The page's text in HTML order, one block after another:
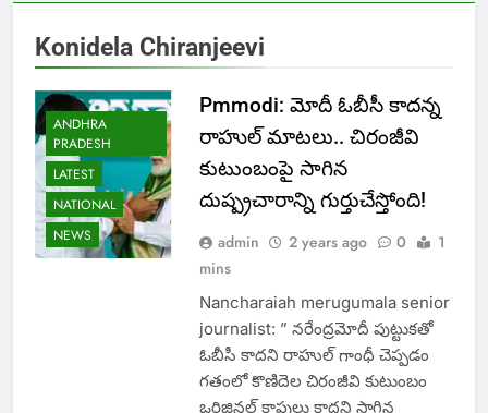
Konidela Chiranjeevi
ANDHRA
PRADESH
LATEST
NATIONAL
NEWS
Pmmodi: మోదీ ఓబీసీ కాదన్న
రాహుల్ మాటలు.. చిరంజీవి
కుటుంబంపై సాగిన
దుష్ప్రచారాన్ని గుర్తుచేస్తోంది!
admin 2 years ago 0
1
mins
Nancharaiah merugumala senior
journalist: ” నరేంద్రమోదీ పుట్టుకతో
ఓబీసీ కాదని రాహుల్‌ గాంధీ చెప్పడం
గతంలో కొణిదెల చిరంజీవి కుటుంబం
ఒరిజినల్‌ కాపులు కాదని సాగిన